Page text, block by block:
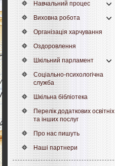
Навчальний процес
Виховна робота
Організація харчування
Оздоровлення
Шкільний парламент
Соціально-психологічна
служба
Шкільна бібліотека
Перелік додаткових освітніх
та інших послуг
Про нас пишуть
Наші партнери